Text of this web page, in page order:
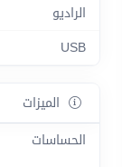
الراديو
USB
الميزات
الحساسات